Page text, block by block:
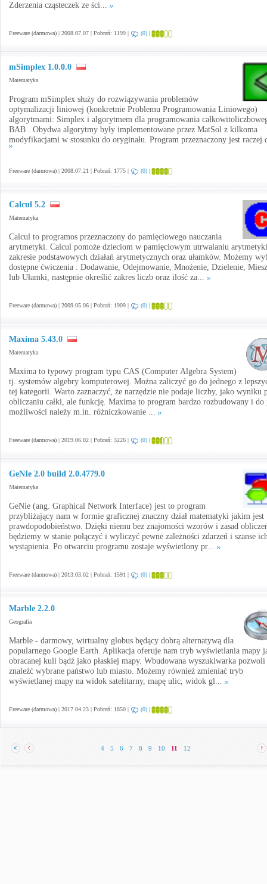
Zderzenia cząsteczek ze ści...
Freeware (darmowa) | 2008.07.07 | Pobrań: 1199 | (0) |
mSimplex 1.0.0.0
Matematyka
Program mSimplex służy do rozwiązywania problemów
optymalizacji liniowej (konkretnie Problemu Programowania Liniowego)
algorytmami: Simplex i algorytmem dla programowania
BAB . Obydwa algorytmy były implementowane przez MatSol z kilkoma
modyfikacjami w stosunku do oryginału. Program przeznaczony jest raczej
Freeware (darmowa) | 2008.07.21 | Pobrań: 1775 | (0) |
Calcul 5.2
Matematyka
Calcul to programos przeznaczony do pamięciowego nauczania
arytmetyki. Calcul pomoże dzieciom w pamięciowym utrwalaniu
zakresie podstawowych działań arytmetycznych oraz ułamków. Możemy
dostępne ćwiczenia : Dodawanie, Odejmowanie, Mnożenie, Dzielenie,
lub Ułamki, następnie określić zakres liczb oraz ilość za...
Freeware (darmowa) | 2009.05.06 | Pobrań: 1909 | (0) |
Maxima 5.43.0
Matematyka
Maxima to typowy program typu CAS (Computer Algebra System)
tj. systemów algebry komputerowej. Można zaliczyć go do jednego z
tej kategorii. Warto zaznaczyć, że narzędzie nie podaje liczby, jako wyniku
obliczaniu całki, ale funkcję. Maxima to program bardzo rozbudowany i do
możliwości należy m.in. różniczkowanie ...
Freeware (darmowa) | 2019.06.02 | Pobrań: 3226 | (0) |
GeNIe 2.0 build 2.0.4779.0
Matematyka
GeNie (ang. Graphical Network Interface) jest to program
przybliżający nam w formie graficznej znaczny dział matematyki jakim jest
prawdopodobieństwo. Dzięki niemu bez znajomości wzorów i zasad
będziemy w stanie połączyć i wyliczyć pewne zależności zdarzeń i szanse
wystąpienia. Po otwarciu programu zostaje wyświetlony pr...
Freeware (darmowa) | 2013.03.02 | Pobrań: 1591 | (0) |
Marble 2.2.0
Geografia
Marble - darmowy, wirtualny globus będący dobrą alternatywą dla
popularnego Google Earth. Aplikacja oferuje nam tryb wyświetlania mapy
obracanej kuli bądź jako płaskiej mapy. Wbudowana wyszukiwarka pozwoli
znaleźć wybrane państwo lub miasto. Możemy również zmieniać tryb
wyświetlanej mapy na widok satelitarny, mapę ulic, widok gl...
Freeware (darmowa) | 2017.04.23 | Pobrań: 1850 | (0) |
4 5 6 7 8 9 10 11 12